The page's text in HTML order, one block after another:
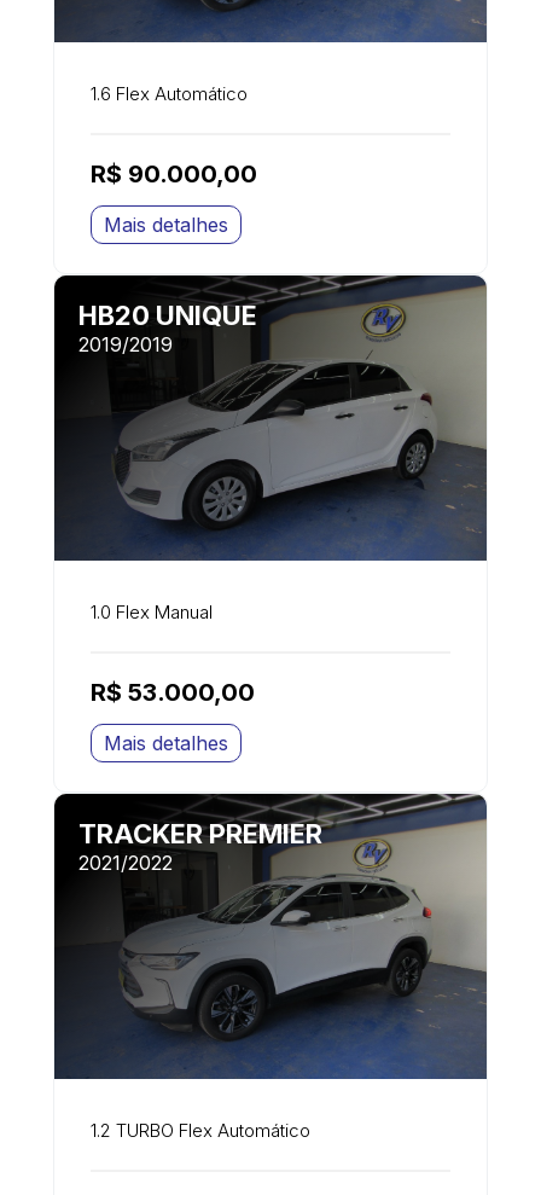
1.6 Flex Automático
R$ 90.000,00
Mais detalhes
HB20 UNIQUE
2019/2019
1.0 Flex Manual
R$ 53.000,00
Mais detalhes
TRACKER PREMIER
2021/2022
1.2 TURBO Flex Automático